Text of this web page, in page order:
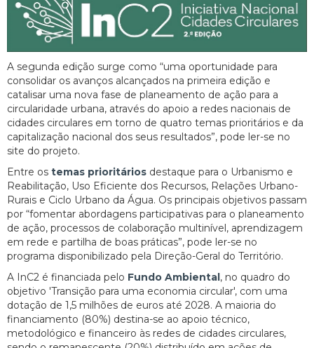
A segunda edição surge como “uma oportunidade para
consolidar os avanços alcançados na primeira edição e
catalisar uma nova fase de planeamento de ação para a
circularidade urbana, através do apoio a redes nacionais de
cidades circulares em torno de quatro temas prioritários e da
capitalização nacional dos seus resultados”, pode ler-se no
site do projeto.
Entre os temas prioritários destaque para o Urbanismo e
Reabilitação, Uso Eficiente dos Recursos, Relações Urbano-
Rurais e Ciclo Urbano da Água. Os principais objetivos passam
por “fomentar abordagens participativas para o planeamento
de ação, processos de colaboração multinível, aprendizagem
em rede e partilha de boas práticas”, pode ler-se no
programa disponibilizado pela Direção-Geral do Território.
A InC2 é financiada pelo Fundo Ambiental , no quadro do
objetivo 'Transição para uma economia circular', com uma
dotação de 1,5 milhões de euros até 2028. A maioria do
financiamento (80%) destina-se ao apoio técnico,
metodológico e financeiro às redes de cidades circulares,